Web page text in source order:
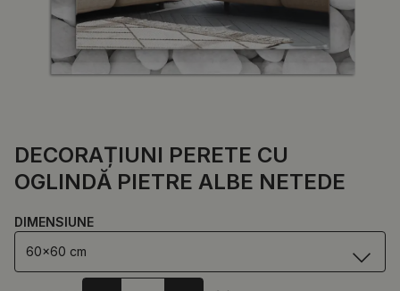
DECORAȚIUNI PERETE CU
OGLINDĂ PIETRE ALBE NETEDE
DIMENSIUNE
60x60 cm